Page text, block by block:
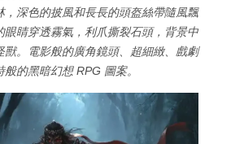
，深色的披風和長長的頭盔絲帶隨風飄
眼睛穿透霧氣，利爪撕裂石頭，背景中
獸。電影般的廣角鏡頭、超細緻、戲劇
的黑暗幻想 RPG 圖案。